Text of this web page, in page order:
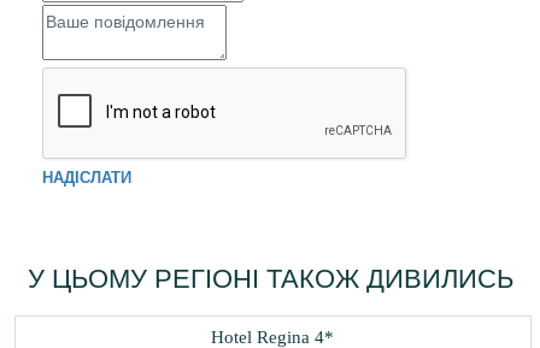
НАДІСЛАТИ
У ЦЬОМУ РЕГІОНІ ТАКОЖ ДИВИЛИСЬ
Hotel Regina 4*